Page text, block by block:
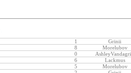
1
Grinii
8
Morelubov
0
6
Lackmus
5
Morelubov